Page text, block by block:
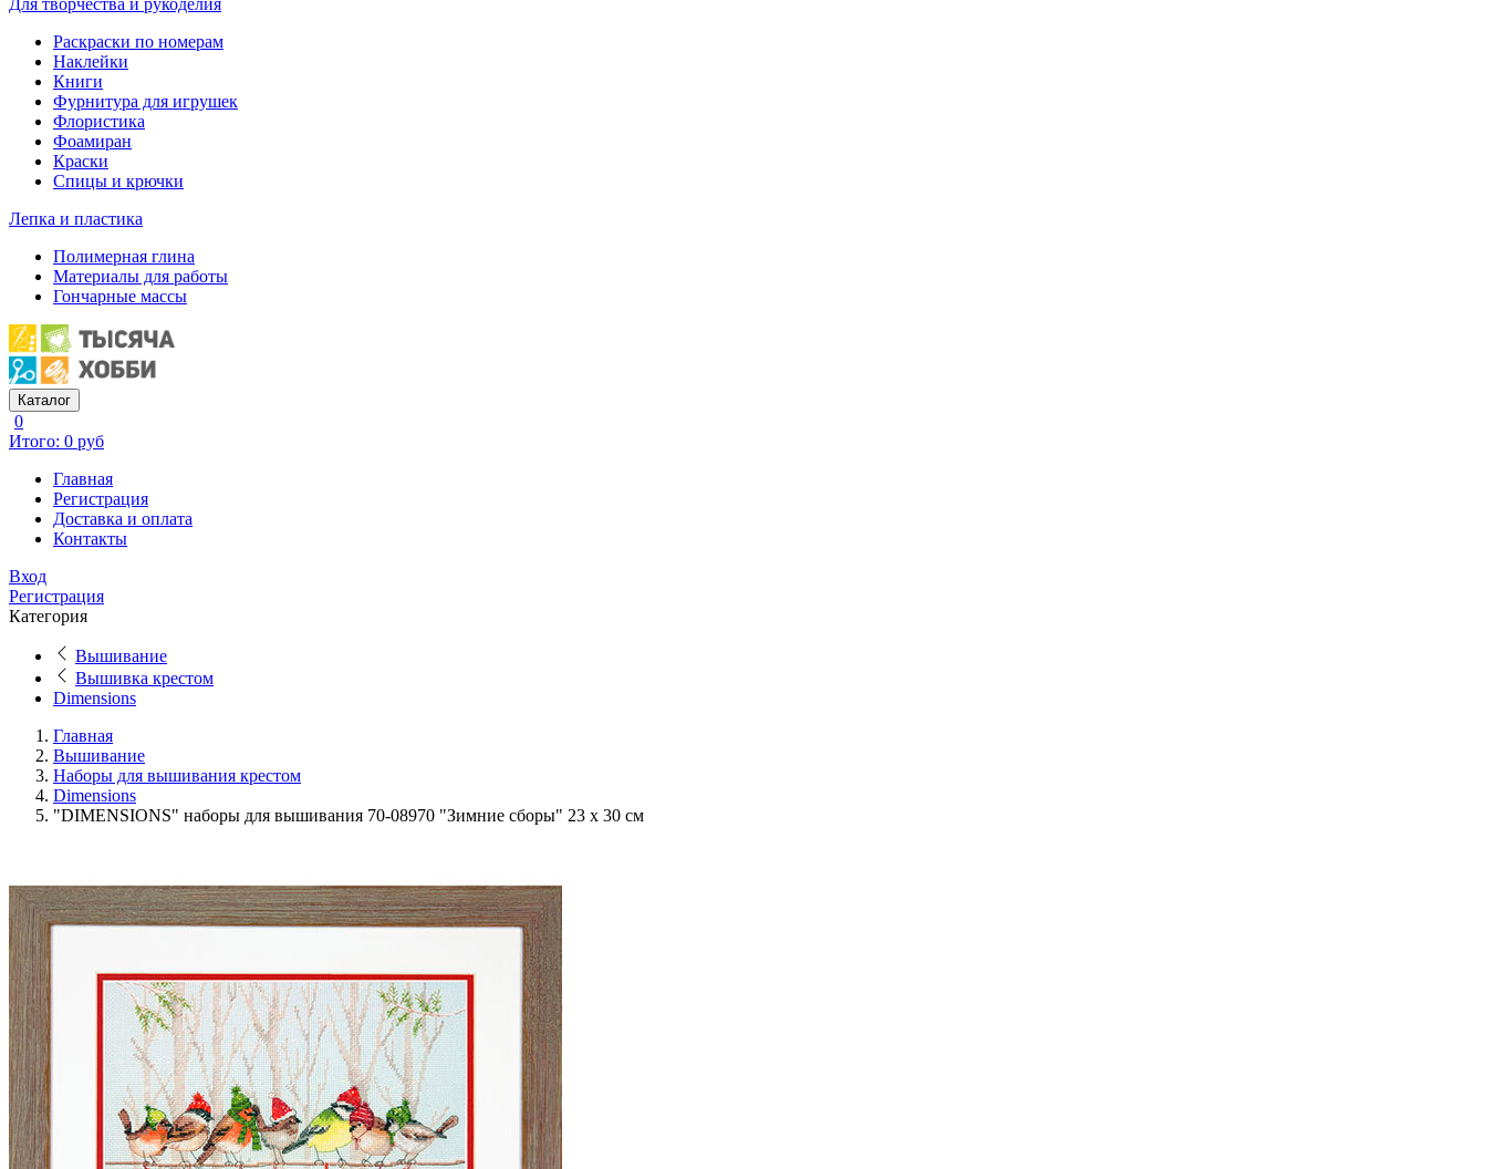
Для творчества и рукоделия
Раскраски по номерам
Наклейки
Книги
Фурнитура для игрушек
Флористика
Фоамиран
Краски
Спицы и крючки
Лепка и пластика
Полимерная глина
Материалы для работы
Гончарные массы
Каталог
0
Итого: 0 руб
Главная
Регистрация
Доставка и оплата
Контакты
Вход
Регистрация
Категория
Вышивание
Вышивка крестом
Dimensions
Главная
Вышивание
Наборы для вышивания крестом
Dimensions
"DIMENSIONS" наборы для вышивания 70-08970 "Зимние сборы" 23 x 30 см